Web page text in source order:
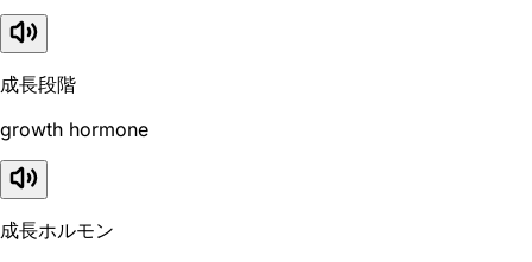
成長段階
growth hormone
成長ホルモン